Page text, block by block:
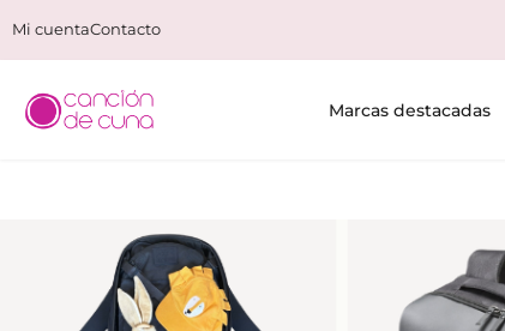
Mi cuentaContacto
Marcas destacadas